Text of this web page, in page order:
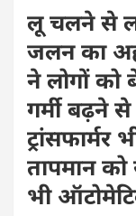
लू चलने से
जलन का
ने लोगों को
गर्मी बढ़ने
तापमान
भी